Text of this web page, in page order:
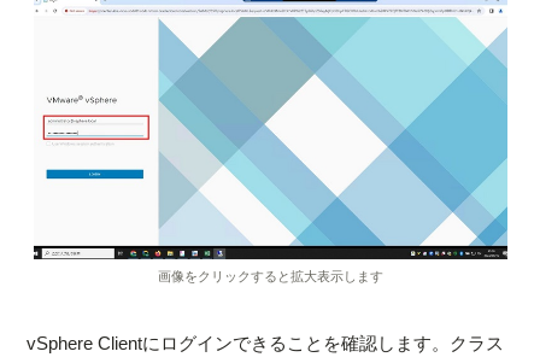
画像をクリックすると拡大表示します
vSphere Clientにログインできることを確認します。クラス